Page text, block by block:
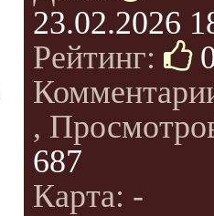
23.02.2026
Рейтинг:
,
687
Карта: -